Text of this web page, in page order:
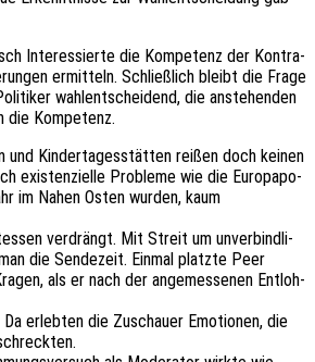
Inter­es­sier­te die Kompe­tenz der Kontra­
ermit­teln. Schließ­lich bleibt die Frage
wahl­ent­schei­dend, die anste­hen­den
die Kompetenz.
und Kinder­ta­ges­stät­ten reißen doch keinen
exis­ten­zi­el­le Proble­me wie die Euro­pa­po­
im Nahen Osten wurden, kaum
verdrängt. Mit Streit um unver­bind­li­
die Sende­zeit. Einmal platz­te Peer
als er nach der ange­mes­se­nen Entloh­
erleb­ten die Zuschau­er Emotio­nen, die